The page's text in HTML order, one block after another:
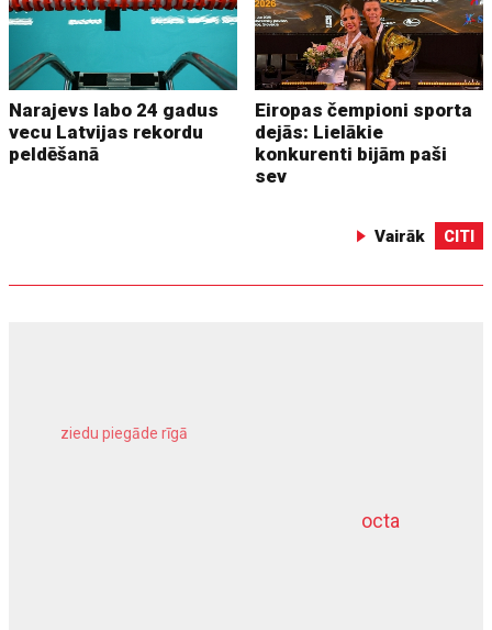
Narajevs labo 24 gadus
vecu Latvijas rekordu
peldēšanā
Eiropas čempioni sporta
dejās: Lielākie
konkurenti bijām paši
sev
Vairāk CITI
octa
ziedu piegāde rīgā
dziļurbums